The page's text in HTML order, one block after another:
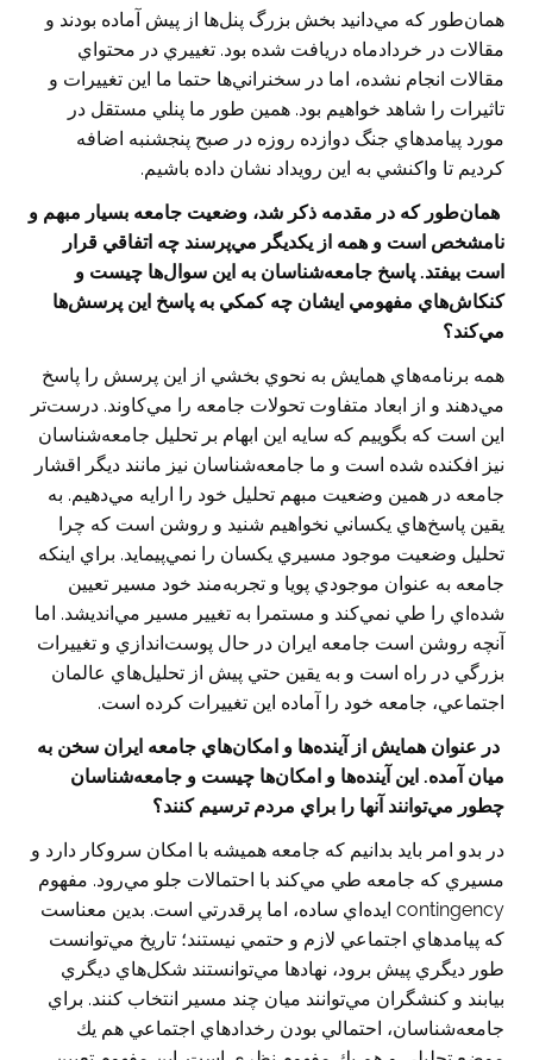
همان‌طور كه مي‌دانيد بخش بزرگ پنل‌ها از پيش آماده بودند و
مقالات در خردادماه دريافت شده بود. تغييري در محتواي
مقالات انجام نشده، اما در سخنراني‌ها حتما ما اين تغييرات و
تاثيرات را شاهد خواهيم بود. همين طور ما پنلي مستقل در
مورد پيامدهاي جنگ دوازده روزه در صبح پنجشنبه اضافه
كرديم تا واكنشي به اين رويداد نشان داده باشيم.
‌همان‌طور كه در مقدمه ذكر شد، وضعيت جامعه بسيار مبهم و
نامشخص است و همه از يكديگر مي‌پرسند چه اتفاقي قرار
است بيفتد. پاسخ جامعه‌شناسان به اين سوال‌ها چيست و
كنكاش‌هاي مفهومي ايشان چه كمكي به پاسخ اين پرسش‌ها
مي‌كند؟
همه برنامه‌هاي همايش به نحوي بخشي از اين پرسش را پاسخ
مي‌دهند و از ابعاد متفاوت تحولات جامعه را مي‌كاوند. درست‌تر
اين است كه بگوييم كه سايه اين ابهام بر تحليل جامعه‌شناسان
نيز افكنده شده است و ما جامعه‌شناسان نيز مانند ديگر اقشار
جامعه در همين وضعيت مبهم تحليل خود را ارايه مي‌دهيم. به
يقين پاسخ‌هاي يكساني نخواهيم شنيد و روشن است كه چرا
تحليل وضعيت موجود مسيري يكسان را نمي‌پيمايد. براي اينكه
جامعه به عنوان موجودي پويا و تجربه‌مند خود مسير تعيين
شده‌اي را طي نمي‌كند و مستمرا به تغيير مسير مي‌انديشد. اما
آنچه روشن است جامعه ايران در حال پوست‌اندازي و تغييرات
بزرگي در راه است و به يقين حتي پيش از تحليل‌هاي عالمان
اجتماعي، جامعه خود را آماده اين تغييرات كرده است.
‌در عنوان همايش از آينده‌ها و امكان‌هاي جامعه ايران سخن به
ميان آمده. اين آينده‌ها و امكان‌ها چيست و جامعه‌شناسان
چطور مي‌توانند آنها را براي مردم ترسيم كنند؟
در بدو امر بايد بدانيم كه جامعه هميشه با امكان سروكار دارد و
مسيري كه جامعه طي مي‌كند با احتمالات جلو مي‌رود. مفهوم
contingency ايده‌اي ساده، اما پرقدرتي است. بدين معناست
كه پيامدهاي اجتماعي لازم و حتمي نيستند؛ تاريخ مي‌توانست
طور ديگري پيش برود، نهادها مي‌توانستند شكل‌هاي ديگري
بيابند و كنشگران مي‌توانند ميان چند مسير انتخاب كنند. براي
جامعه‌شناسان، احتمالي بودن رخدادهاي اجتماعي هم يك